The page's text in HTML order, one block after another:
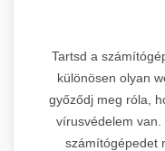
Tartsd a
különösen olyan
győződj meg róla,
vírusvédelem
számítógépedet